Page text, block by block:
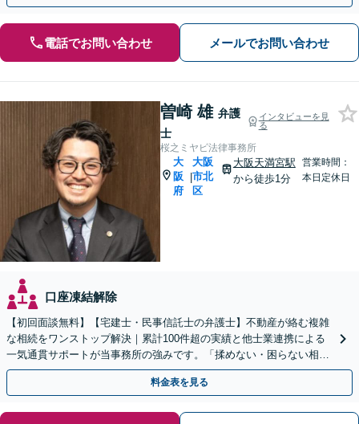
電話でお問い合わせ メールでお問い合わせ
曽崎 雄 弁護
士
インタビューを見
る
桜之ミヤビ法律事務所
大
阪
府
|
大阪
市北
区
大阪天満宮駅
から徒歩1分
営業時間：
本日定休日
口座凍結解除
【初回面談無料】【宅建士・民事信託士の弁護士】不動産が絡む複雑
な相続をワンストップ解決｜累計100件超の実績と他士業連携による
一気通貫サポートが当事務所の強みです。「揉めない・困らない相
続」を形にします。
料金表を見る